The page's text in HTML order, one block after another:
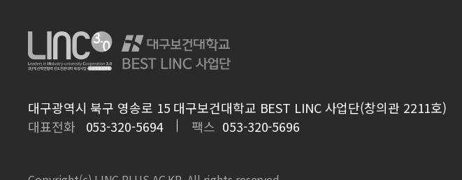
대구광역시 북구 영송로 15 대구보건대학교 BEST LINC 사업단(창의관 2211호)
대표전화
053-320-5694 팩스 053-320-5696